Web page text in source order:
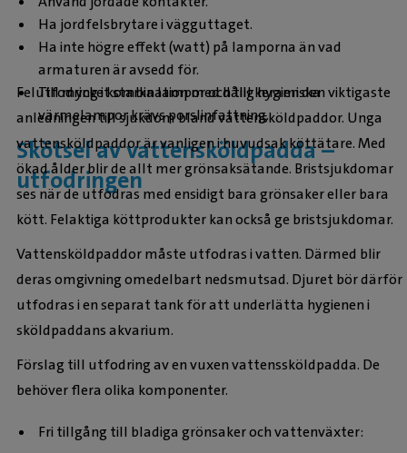
Ha jordfelsbrytare i vägguttaget.
Ha inte högre effekt (watt) på lamporna än vad
armaturen är avsedd för.
Till mycket starka lampor och till keramiska
värmelampor krävs porslinfattning.
Skötsel av vattensköldpadda –
utfodringen
Felutfodring i kombination med dålig hygien den viktigaste
anledningen till sjukdom bland vattensköldpaddor. Unga
vattensköldpaddor är vanligen i huvudsak köttätare. Med
ökad ålder blir de allt mer grönsaksätande. Bristsjukdomar
ses när de utfodras med ensidigt bara grönsaker eller bara
kött. Felaktiga köttprodukter kan också ge bristsjukdomar.
Vattensköldpaddor måste utfodras i vatten. Därmed blir
deras omgivning omedelbart nedsmutsad. Djuret bör därför
utfodras i en separat tank för att underlätta hygienen i
sköldpaddans akvarium.
Förslag till utfodring av en vuxen vattenssköldpadda. De
behöver flera olika komponenter.
Fri tillgång till bladiga grönsaker och vattenväxter: